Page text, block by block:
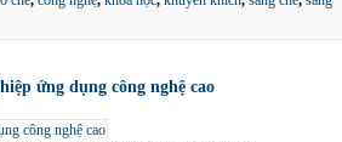
ứng dụng công nghệ cao